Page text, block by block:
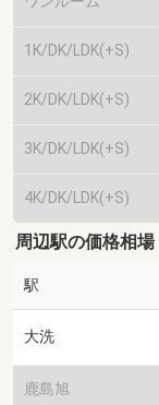
1K/DK/LDK(+S)
2K/DK/LDK(+S)
3K/DK/LDK(+S)
4K/DK/LDK(+S)
周辺駅の価格相場
駅
大洗
鹿島旭